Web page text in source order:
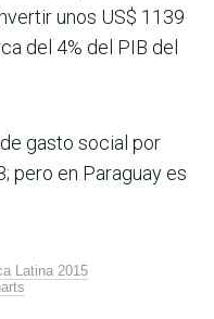
unos US$ 1139
del 4% del PIB del
gasto social por
pero en Paraguay es
Latina 2015